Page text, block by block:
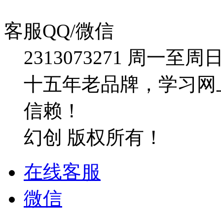
客服QQ/微信
2313073271 周一至周
十五年老品牌，学习
信赖！
幻创 版权所有！
在线客服
微信